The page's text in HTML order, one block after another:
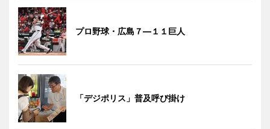
プロ野球・広島７―１１巨人
「デジポリス」普及呼び掛け